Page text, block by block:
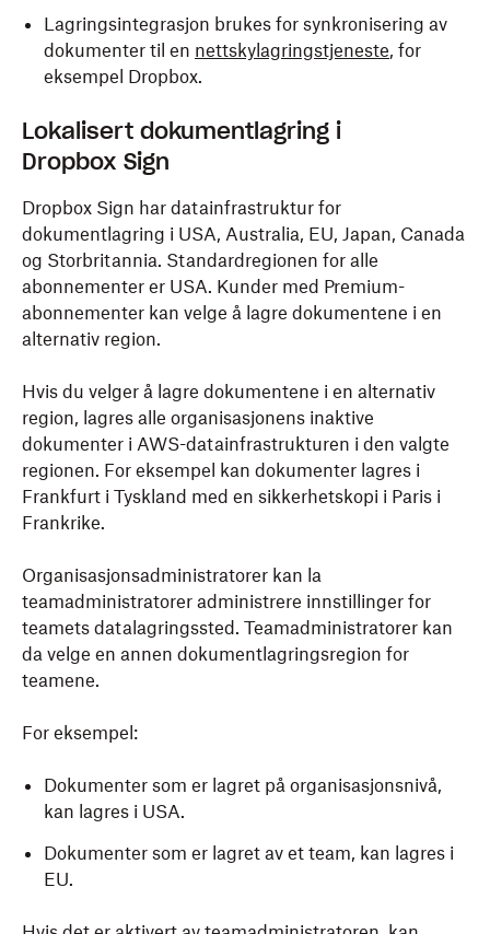
Lagringsintegrasjon brukes for synkronisering av
dokumenter til en nettskylagringstjeneste, for
eksempel Dropbox.
Lokalisert dokumentlagring i
Dropbox Sign
Dropbox Sign har datainfrastruktur for
dokumentlagring i USA, Australia, EU, Japan, Canada
og Storbritannia. Standardregionen for alle
abonnementer er USA. Kunder med Premium-
abonnementer kan velge å lagre dokumentene i en
alternativ region.
Hvis du velger å lagre dokumentene i en alternativ
region, lagres alle organisasjonens inaktive
dokumenter i AWS-datainfrastrukturen i den valgte
regionen. For eksempel kan dokumenter lagres i
Frankfurt i Tyskland med en sikkerhetskopi i Paris i
Frankrike.
Organisasjonsadministratorer kan la
teamadministratorer administrere innstillinger for
teamets datalagringssted. Teamadministratorer kan
da velge en annen dokumentlagringsregion for
teamene.
For eksempel:
Dokumenter som er lagret på organisasjonsnivå,
kan lagres i USA.
Dokumenter som er lagret av et team, kan lagres i
EU.